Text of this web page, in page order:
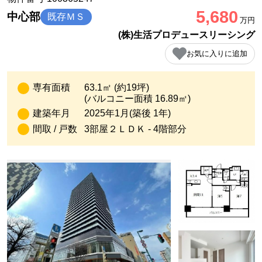
中心部 既存ＭＳ 5,680 万円
(株)生活プロデュースリーシング
お気に入りに追加
専有面積
63.1㎡ (約19坪)
(バルコニー面積 16.89㎡)
建築年月
2025年1月(築後 1年)
間取 / 戸数
3部屋２ＬＤＫ - 4階部分